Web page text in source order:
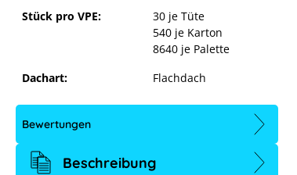
Stück pro VPE:
30 je Tüte
540 je Karton
8640 je Palette
Dachart:
Flachdach
Bewertungen
Beschreibung